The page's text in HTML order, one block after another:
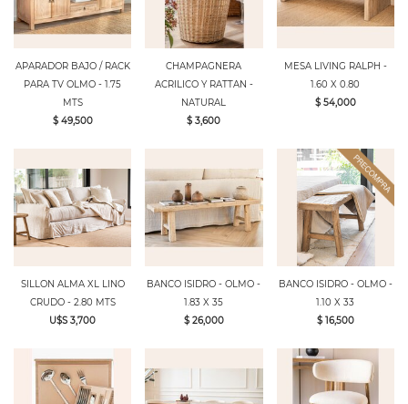
APARADOR BAJO / RACK
PARA TV OLMO - 1.75
MTS
$ 49,500
CHAMPAGNERA
ACRILICO Y RATTAN -
NATURAL
$ 3,600
MESA LIVING RALPH -
1.60 X 0.80
$ 54,000
SILLON ALMA XL LINO
CRUDO - 2.80 MTS
U$S 3,700
BANCO ISIDRO - OLMO -
1.83 X 35
$ 26,000
BANCO ISIDRO - OLMO -
1.10 X 33
$ 16,500